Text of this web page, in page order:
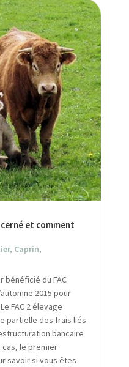
et comment
, Caprin,
bénéficié du FAC
2015 pour
FAC 2 élevage
partielle des frais liés
bancaire
cas, le premier
savoir si vous êtes